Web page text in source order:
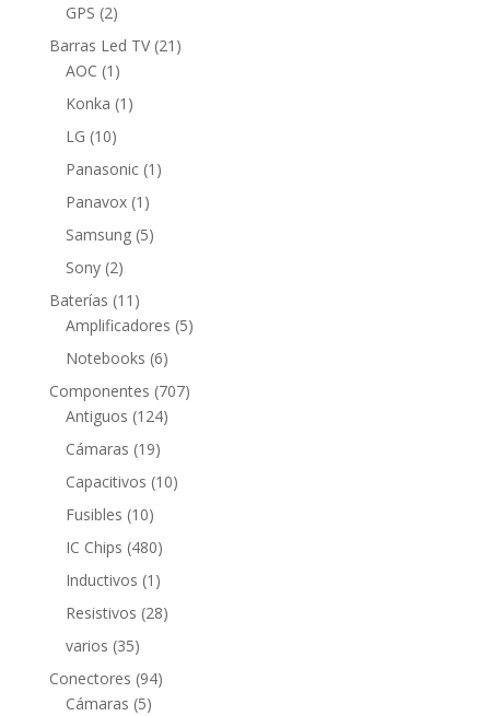
GPS 22
productos
Barras Led TV 21 21
AOC 1 1
producto
Konka 1 1
LG 1010
productos
Panasonic 1 1
Panavox 1 1
producto
Samsung 55
Sony 22
productos
Baterías 11 11
productos
Amplificadores 55
Notebooks 66
productos
Componentes 707707
Antiguos 124124
Cámaras 1919
productos
Capacitivos 1010
Fusibles 1010
productos
IC Chips 480480
productos
Inductivos 1 1
producto
Resistivos 2828
varios 3535
productos
Conectores 9494
Cámaras 55